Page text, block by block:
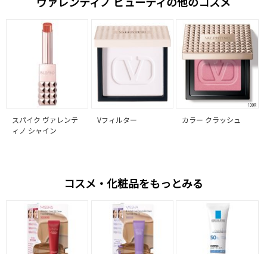
スパイク ヴァレンテ
ィノ シャイン
Vフィルター カラー クラッシュ
コスメ・化粧品をもっとみる